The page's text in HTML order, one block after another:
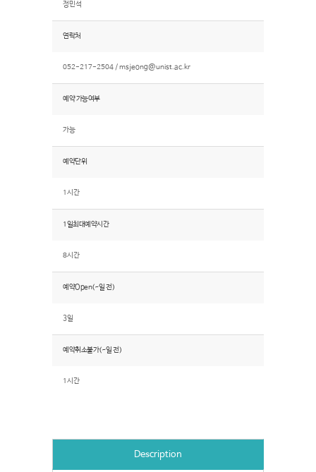
정민석
연락처
052-217-2504 /msjeong@unist.ac.kr
예약 가능여부
가능
예약단위
1시간
1일최대예약시간
8시간
예약Open(~일 전)
3일
예약취소불가(~일 전)
1시간
Description